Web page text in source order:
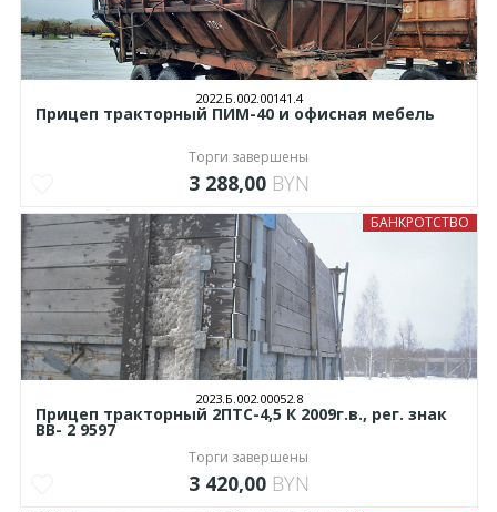
2022.Б.002.00141.4
Прицеп тракторный ПИМ-40 и офисная мебель
Торги завершены
3 288,00 BYN
БАНКРОТСТВО
2023.Б.002.00052.8
Прицеп тракторный 2ПТС-4,5 К 2009г.в., рег. знак
ВВ- 2 9597
Торги завершены
3 420,00 BYN